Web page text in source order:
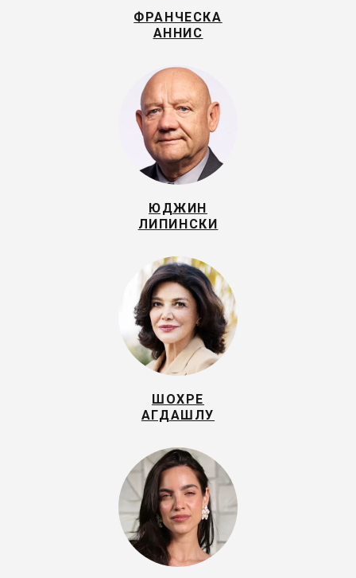
ФРАНЧЕСКА
АННИС
ЮДЖИН
ЛИПИНСКИ
ШОХРЕ
АГДАШЛУ